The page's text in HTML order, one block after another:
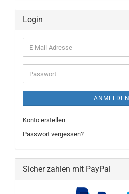
Login
E-
Mail-
Adresse
Passwort
ANMELDEN
Konto erstellen
Passwort vergessen?
Sicher zahlen mit PayPal